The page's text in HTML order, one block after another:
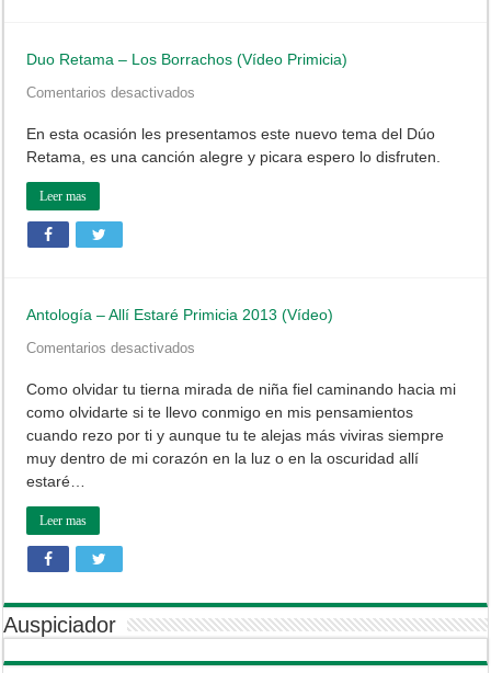
Duo Retama – Los Borrachos (Vídeo Primicia)
Comentarios desactivados
–
Los
En esta ocasión les presentamos este nuevo tema del Dúo
Retama, es una canción alegre y picara espero lo disfruten.
Leer mas
Antología – Allí Estaré Primicia 2013 (Vídeo)
Comentarios desactivados
–
Allí
Estaré
Primicia
2013
(Vídeo)
Como olvidar tu tierna mirada de niña fiel caminando hacia mi
como olvidarte si te llevo conmigo en mis pensamientos
cuando rezo por ti y aunque tu te alejas más viviras siempre
muy dentro de mi corazón en la luz o en la oscuridad allí
estaré…
Leer mas
Auspiciador